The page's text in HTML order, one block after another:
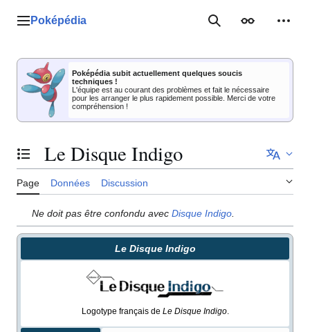
Menu principal
Poképédia RechercherApparence
Poképédia subit actuellement quelques soucis
techniques !
L'équipe est au courant des problèmes et fait le nécessaire
pour les arranger le plus rapidement possible. Merci de votre
compréhension !
Basculer la table des matières
Le Disque Indigo
Page Données Discussion
Ne doit pas être confondu avecDisque Indigo
Le Disque Indigo
Logotype français de Le Disque Indigo.